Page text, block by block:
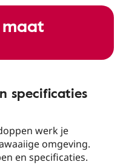
specificaties
werk je
omgeving.
en specificaties.